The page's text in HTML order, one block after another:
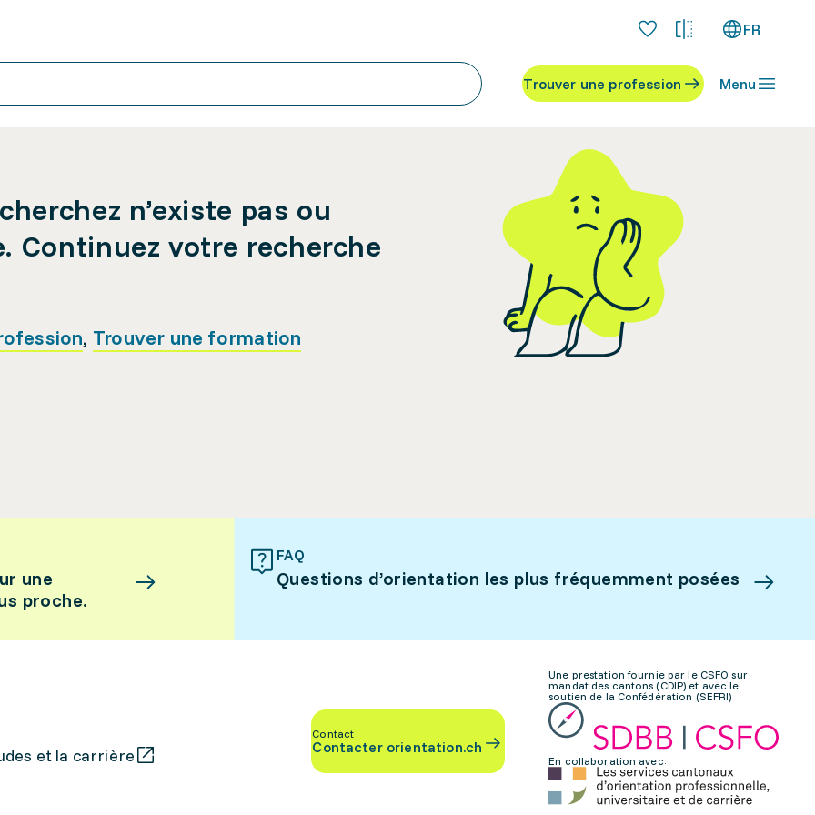
FR
Trouver une profession Menu
n’existe pas ou
Continuez votre recherche
, Trouver une formation
une
proche.
FAQ
Questions d’orientation les plus fréquemment posées
et la carrière
Contact
Contacter orientation.ch
Une prestation fournie par le CSFO sur
mandat des cantons (CDIP) et avec le
soutien de la Confédération (SEFRI)
En collaboration avec: